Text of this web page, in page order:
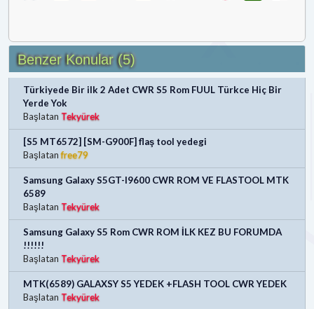
Benzer Konular (5)
Türkiyede Bir ilk 2 Adet CWR S5 Rom FUUL Türkce Hiç Bir
Yerde Yok
Başlatan Tekyürek
[S5 MT6572] [SM-G900F] flaş tool yedegi
Başlatanfree79
Samsung Galaxy S5GT-I9600 CWR ROM VE FLASTOOL MTK
6589
Başlatan Tekyürek
Samsung Galaxy S5 Rom CWR ROM İLK KEZ BU FORUMDA
!!!!!!
Başlatan Tekyürek
MTK(6589) GALAXSY S5 YEDEK +FLASH TOOL CWR YEDEK
Başlatan Tekyürek